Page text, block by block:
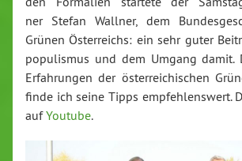
ner Stefan Wallner, dem
Grünen Ös­ter­reichs: ein sehr guter
po­pu­lis­mus und dem Umgang damit.
Er­fah­run­gen der ös­ter­rei­chi­schen
finde ich seine Tipps emp­feh­lens­wert.
aufYoutube.